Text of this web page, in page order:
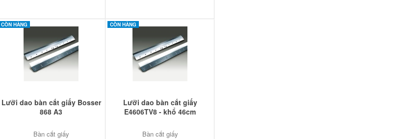
CÒN HÀNG
Lưỡi dao bàn cắt giấy Bosser
868 A3
Bàn cắt giấy
CÒN HÀNG
Lưỡi dao bàn cắt giấy
E4606TV8 - khổ 46cm
Bàn cắt giấy